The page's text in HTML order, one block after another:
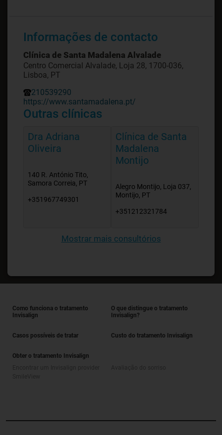
Informações de contacto
Clínica de Santa Madalena Alvalade
Centro Comercial Alvalade, Loja 28, 1700-036,
Lisboa, PT
210539290
https://www.santamadalena.pt/
Outras clínicas
Dra Adriana
Oliveira
140 R. António Tito,
Samora Correia, PT
+351967749301
Clínica de Santa
Madalena
Montijo
Alegro Montijo, Loja 037,
Montijo, PT
+351212321784
Mostrar mais consultórios
Como funciona o tratamento
Invisalign
O que distingue o tratamento
Invisalign?
Casos possíveis de tratar Custo do tratamento Invisalign
Obter o tratamento Invisalign